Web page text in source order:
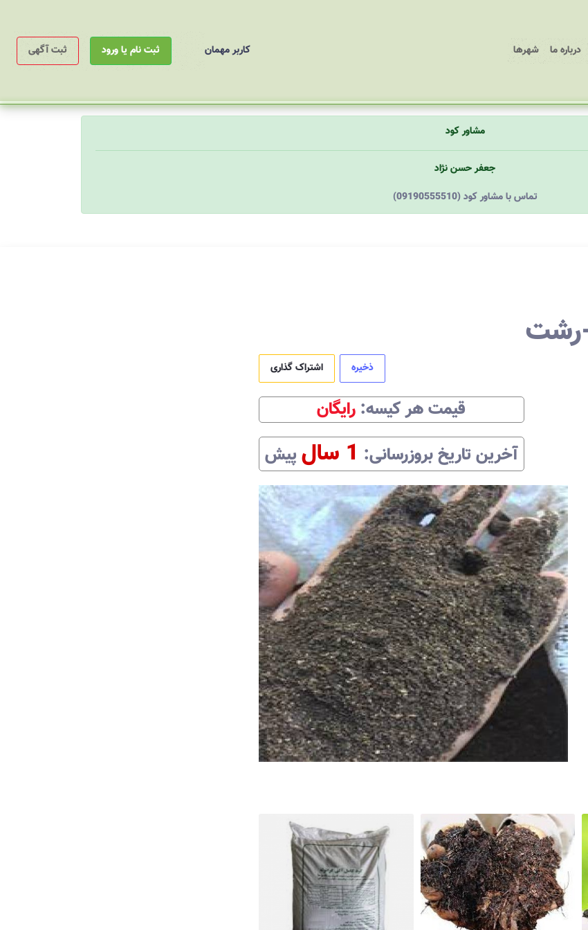
درباره ما شهرها کاربر مهمان ثبت نام یا ورود ثبت آگهی
مشاور کود
جعفر حسن نژاد
(09190555510) تماس با مشاور کود
رشت
ذخیره اشتراک گذاری
قیمت هرکیسه:‌ رایگان
آخرین تاریخ بروزرسانی:‌ 1 سال پیش